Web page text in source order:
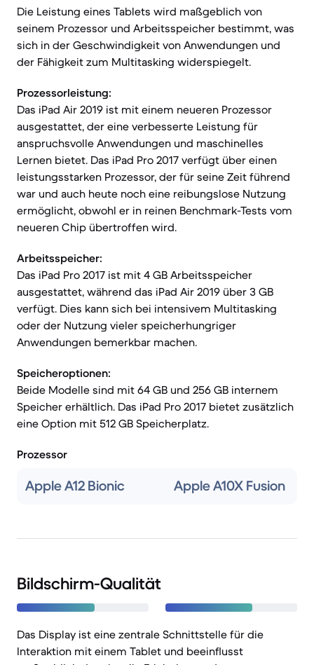
Die Leistung eines Tablets wird maßgeblich von
seinem Prozessor und Arbeitsspeicher bestimmt, was
sich in der Geschwindigkeit von Anwendungen und
der Fähigkeit zum Multitasking widerspiegelt.
Prozessorleistung:
Das iPad Air 2019 ist mit einem neueren Prozessor
ausgestattet, der eine verbesserte Leistung für
anspruchsvolle Anwendungen und maschinelles
Lernen bietet. Das iPad Pro 2017 verfügt über einen
leistungsstarken Prozessor, der für seine Zeit führend
war und auch heute noch eine reibungslose Nutzung
ermöglicht, obwohl er in reinen Benchmark-Tests vom
neueren Chip übertroffen wird.
Arbeitsspeicher:
Das iPad Pro 2017 ist mit 4 GB Arbeitsspeicher
ausgestattet, während das iPad Air 2019 über 3 GB
verfügt. Dies kann sich bei intensivem Multitasking
oder der Nutzung vieler speicherhungriger
Anwendungen bemerkbar machen.
Speicheroptionen:
Beide Modelle sind mit 64 GB und 256 GB internem
Speicher erhältlich. Das iPad Pro 2017 bietet zusätzlich
eine Option mit 512 GB Speicherplatz.
Prozessor
Apple A12 Bionic Apple A10X Fusion
Bildschirm-Qualität
Das Display ist eine zentrale Schnittstelle für die
Interaktion mit einem Tablet und beeinflusst